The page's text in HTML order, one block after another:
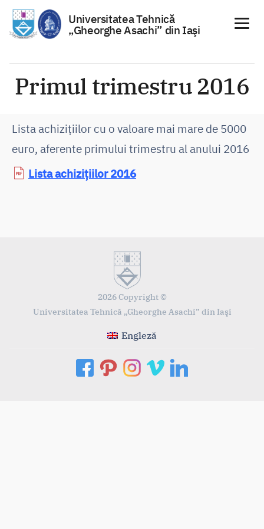
conținut
Universitatea Tehnică
„Gheorghe Asachi” din Iaşi
Primul trimestru 2016
Lista achizițiilor cu o valoare mai mare de 5000
euro, aferente primului trimestru al anului 2016
Lista achizițiilor 2016
2026 Copyright ©
Universitatea Tehnică „Gheorghe Asachi” din Iaşi
Engleză